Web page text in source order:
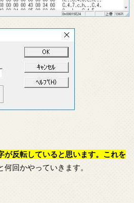
が反転していると思います。これを
何回かやっていきます。